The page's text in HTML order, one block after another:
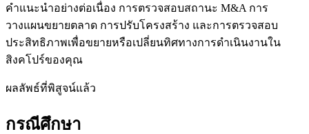
คำแนะนำอย่างต่อเนื่อง การตรวจสอบสถานะ M&A การ
วางแผนขยายตลาด การปรับโครงสร้าง และการตรวจสอบ
ประสิทธิภาพเพื่อขยายหรือเปลี่ยนทิศทางการดำเนินงานใน
สิงคโปร์ของคุณ
ผลลัพธ์ที่พิสูจน์แล้ว
กรณีศึกษา